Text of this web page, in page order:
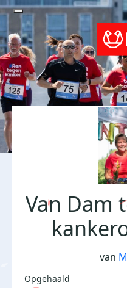
Van Dam
van
Opgehaald